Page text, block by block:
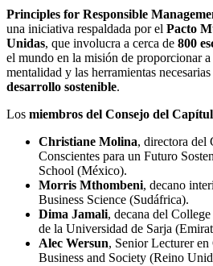
Principles for Responsible
una iniciativa respaldada por el Pacto
Unidas, que involucra a cerca de 800
el mundo en la misión de proporcionar a
mentalidad y las herramientas necesarias
desarrollo sostenible.
Los miembros del Consejo del
Christiane Molina, directora del
Conscientes para un Futuro
School (México).
Morris Mthombeni, decano
Business Science (Sudáfrica).
Dima Jamali, decana del
de la Universidad de Sarja
Alec Wersun, Senior Lecturer
Business and Society (Reino